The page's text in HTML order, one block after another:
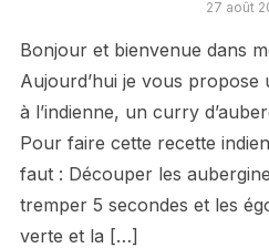
27 août
Bonjour et bienvenue dans
Aujourd’hui je vous propose
à l’indienne, un curry
Pour faire cette recette
faut : Découper les
tremper 5 secondes et les
verte et la […]